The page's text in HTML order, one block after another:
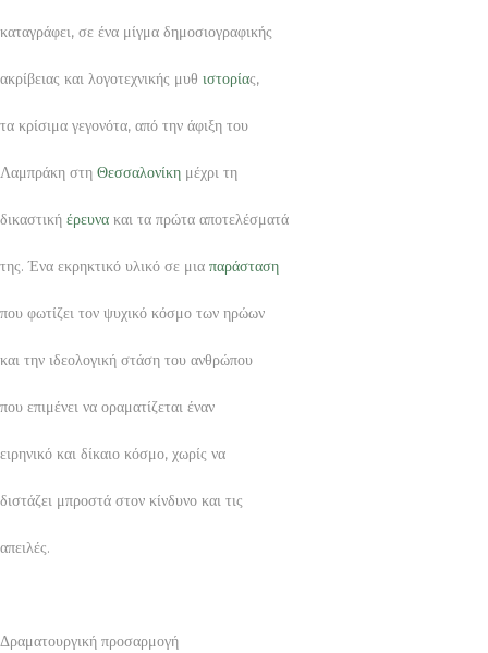
καταγράφει, σε ένα μίγμα δημοσιογραφικής
ακρίβειας και λογοτεχνικής μυθ ιστορίας,
τα κρίσιμα γεγονότα, από την άφιξη του
Λαμπράκη στη Θεσσαλονίκη μέχρι τη
δικαστική έρευνα και τα πρώτα αποτελέσματά
της. Ένα εκρηκτικό υλικό σε μια παράσταση
που φωτίζει τον ψυχικό κόσμο των ηρώων
και την ιδεολογική στάση του ανθρώπου
που επιμένει να οραματίζεται έναν
ειρηνικό και δίκαιο κόσμο, χωρίς να
διστάζει μπροστά στον κίνδυνο και τις
απειλές.
Δραματουργική προσαρμογή